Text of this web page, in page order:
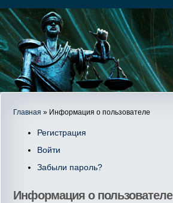
Главная » Информация о пользователе
Регистрация
Войти
Забыли пароль?
Информация о пользователе